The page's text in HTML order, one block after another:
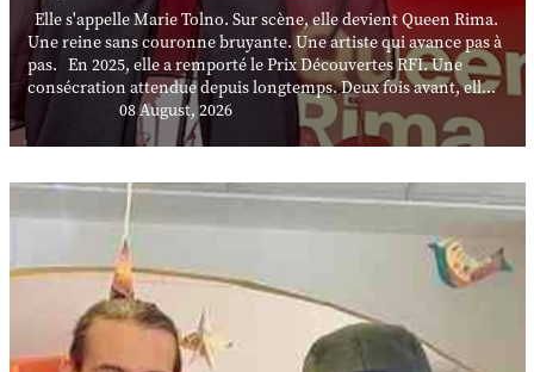
Elle s'appelle Marie Tolno. Sur scène, elle devient Queen Rima.
Une reine sans couronne bruyante. Une artiste qui avance pas à
pas. En 2025, elle a remporté le Prix Découvertes RFI. Une
consécration attendue depuis longtemps. Deux fois avant, ell...
08 August, 2026